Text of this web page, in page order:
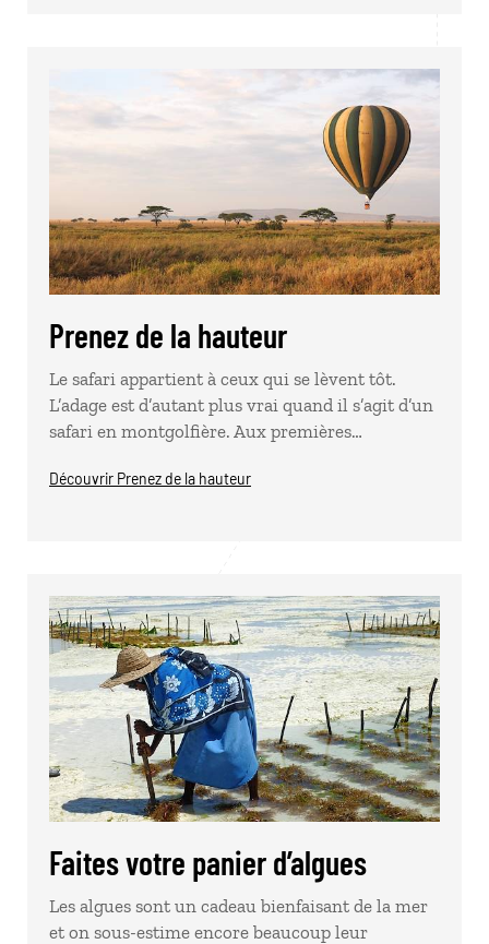
Prenez de la hauteur
Le safari appartient à ceux qui se lèvent tôt.
L’adage est d’autant plus vrai quand il s’agit d’un
safari en montgolfière. Aux premières…
Découvrir Prenez de la hauteur
Faites votre panier d’algues
Les algues sont un cadeau bienfaisant de la mer
et on sous-estime encore beaucoup leur